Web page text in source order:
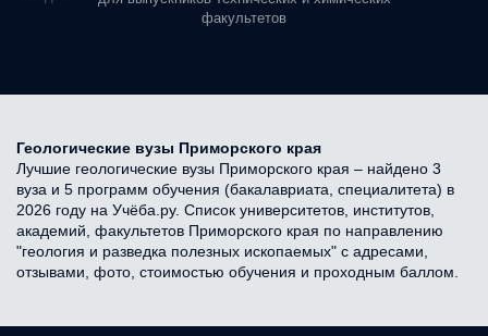
факультетов
Геологические вузы Приморского края
Лучшие геологические вузы Приморского края – найдено 3
вуза и 5 программ обучения (бакалавриата, специалитета) в
2026 году на Учёба.ру. Список университетов, институтов,
академий, факультетов Приморского края по направлению
"геология и разведка полезных ископаемых" с адресами,
отзывами, фото, стоимостью обучения и проходным баллом.